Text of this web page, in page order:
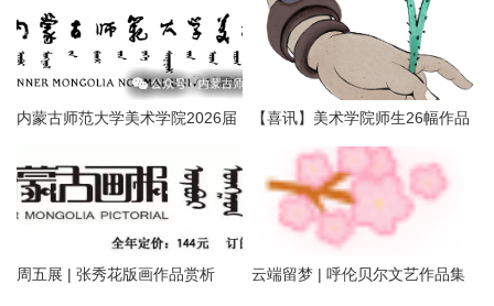
内蒙古师范大学美术学院2026届
（版画方向）
【喜讯】美术学院师生26幅作品
入选第二届内蒙古自治区小版画
暨藏书票展
周五展 | 张秀花版画作品赏析
云端留梦 | 呼伦贝尔文艺作品集